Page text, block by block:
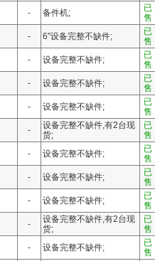
- 备件机;
已
售
- 6"设备完整不缺件;
已
售
- 设备完整不缺件;
已
售
- 设备完整不缺件;
已
售
- 设备完整不缺件;
已
售
-
设备完整不缺件,有2台现
货;
已
售
- 设备完整不缺件;
已
售
- 设备完整不缺件;
已
售
- 设备完整不缺件;
已
售
-
设备完整不缺件,有2台现
货;
已
售
- 设备完整不缺件;
已
售